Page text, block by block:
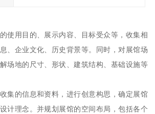
使用目的、展示内容、目标受众等，收集相
、企业文化、历史背景等。同时，对展馆场
场地的尺寸、形状、建筑结构、基础设施等
集的信息和资料，进行创意构思，确定展馆
计理念。并规划展馆的空间布局，包括各个